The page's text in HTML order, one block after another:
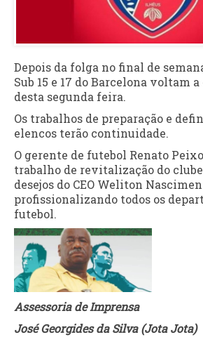
Depois da folga no final de
Sub 15 e 17 do Barcelona voltam
desta segunda feira.
Os trabalhos de preparação e
elencos terão continuidade.
O gerente de futebol Renato
trabalho de revitalização do
desejos do CEO Weliton
profissionalizando todos os
futebol.
Assessoria de Imprensa
José Georgides da Silva (Jota Jota)